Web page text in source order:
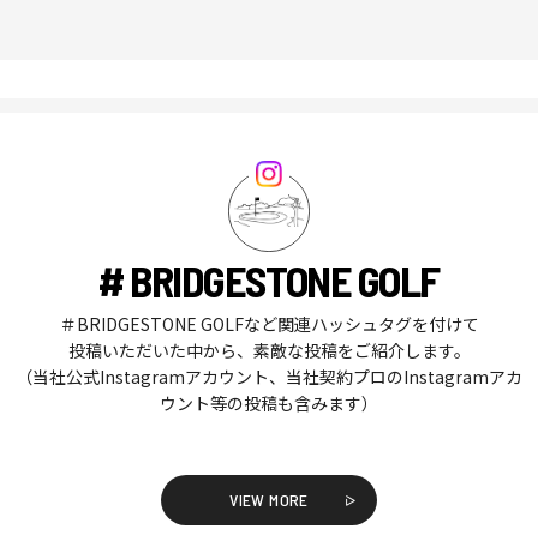
# BRIDGESTONE GOLF
＃BRIDGESTONE GOLFなど関連ハッシュタグを付けて
投稿いただいた中から、素敵な投稿をご紹介します。
（当社公式Instagramアカウント、当社契約プロのInstagramアカ
ウント等の投稿も含みます）
VIEW MORE